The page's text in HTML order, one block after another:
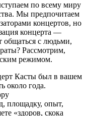
по всему миру
Мы предпочитаем
концертов, но
концерта —
общаться с людьми,
Рассмотрим,
режимом.
Касты был в вашем
около года.
площадку, опыт,
«здоров, скока